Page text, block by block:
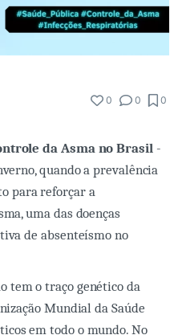
0 0 0
da Asma no Brasil -
quando a prevalência
para reforçar a
uma das doenças
de absenteísmo no
tem o traço genético da
Mundial da Saúde
em todo o mundo. No